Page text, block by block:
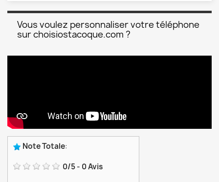
Vous voulez personnaliser votre téléphone
sur choisiostacoque.com ?
Note Totale:
0/5- 0Avis